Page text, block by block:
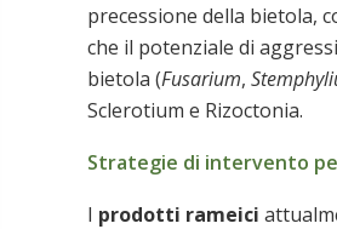
precessione della bietola,
che il potenziale di
bietola (Fusarium,
Sclerotium e Rizoctonia.
Strategie di intervento
I prodotti rameici